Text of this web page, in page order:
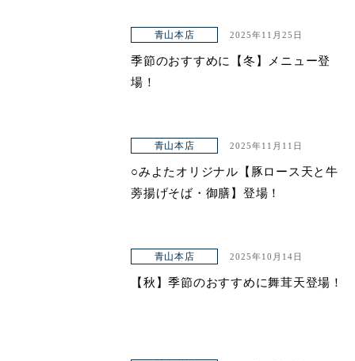
青山本店 2025年11月25日
季節のおすすめに【冬】メニュー登
場！
青山本店 2025年11月11日
○みよたオリジナル【豚ロース天と牛
蒡揚げそば・御膳】登場！
青山本店 2025年10月14日
【秋】季節のおすすめに舞茸天登場！